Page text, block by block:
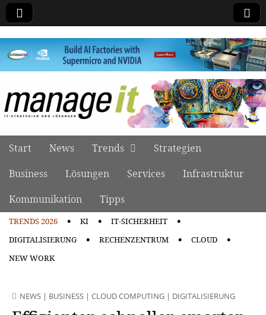
manage it
Main menu
Skip to content
Start News Trends
Strategien
Business
Lösungen Services
Infrastruktur
Kommunikation
Tipps
TRENDS 2026 KI
IT-SICHERHEIT
DIGITALISIERUNG
RECHENZENTRUM
CLOUD
NEW WORK
NEWS | BUSINESS | CLOUD COMPUTING | DIGITALISIERUNG